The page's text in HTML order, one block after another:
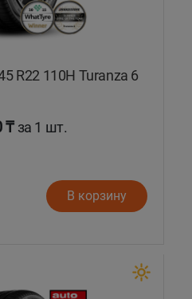
R22 110H Turanza 6
₸ за 1 шт.
В корзину